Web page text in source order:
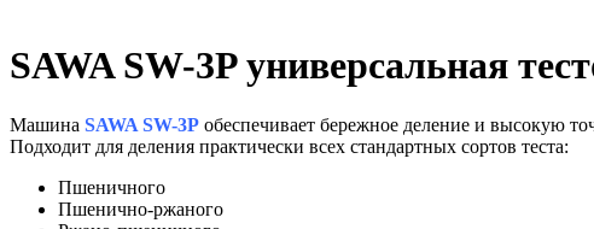
Фритюрницы
Шкафы жарочные и пекарские
Котлы пищеварочные газовые
Пароконвектоматы газовые
Шкафы жарочные газовые
Угольное и дровяное оборудование
Машины холодильные (сплит-системы и моноблоки)
Машины холодильные среднетемпературные
Шкафы холодильные
Морозильные шкафы
Универсальные шкафы
Столы холодильные
SAWA SW-3P универсальная
Машина SAWA SW-3P обеспечивает бережное деление и высокую
Подходит для деления практически всех стандартных сортов теста:
Пшеничного
Пшенично-ржаного